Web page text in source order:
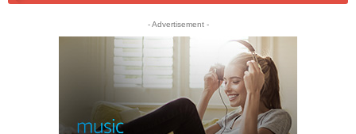
- Advertisement -